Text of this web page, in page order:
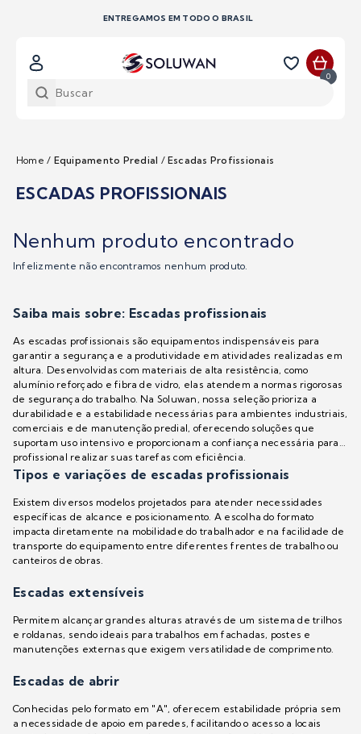
LOJISTAS, SOLICITE SEU ORÇAMENTO CONOSCO
0
Home / Equipamento Predial / Escadas Profissionais
ESCADAS PROFISSIONAIS
Nenhum produto encontrado
Infelizmente não encontramos nenhum produto.
Saiba mais sobre: Escadas profissionais
As escadas profissionais são equipamentos indispensáveis para
garantir a segurança e a produtividade em atividades realizadas em
altura. Desenvolvidas com materiais de alta resistência, como
alumínio reforçado e fibra de vidro, elas atendem a normas rigorosas
de segurança do trabalho. Na Soluwan, nossa seleção prioriza a
durabilidade e a estabilidade necessárias para ambientes industriais,
comerciais e de manutenção predial, oferecendo soluções que
suportam uso intensivo e proporcionam a confiança necessária para o
profissional realizar suas tarefas com eficiência.
Tipos e variações de escadas profissionais
Existem diversos modelos projetados para atender necessidades
específicas de alcance e posicionamento. A escolha do formato
impacta diretamente na mobilidade do trabalhador e na facilidade de
transporte do equipamento entre diferentes frentes de trabalho ou
canteiros de obras.
Escadas extensíveis
Permitem alcançar grandes alturas através de um sistema de trilhos
e roldanas, sendo ideais para trabalhos em fachadas, postes e
manutenções externas que exigem versatilidade de comprimento.
Escadas de abrir
Conhecidas pelo formato em "A", oferecem estabilidade própria sem
a necessidade de apoio em paredes, facilitando o acesso a locais